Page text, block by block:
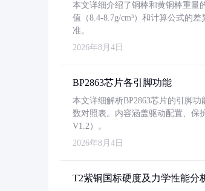
本文详细介绍了铜棒和黄铜棒重量
值（8.4-8.7g/cm³）和计算公式的
准。
2026年8月4日
BP2863芯片各引脚功能
本文详细解析BP2863芯片的引脚
数对照表。内容涵盖驱动配置、保
V1.2）。
2026年8月4日
T2紫铜国标硬度及力学性能分